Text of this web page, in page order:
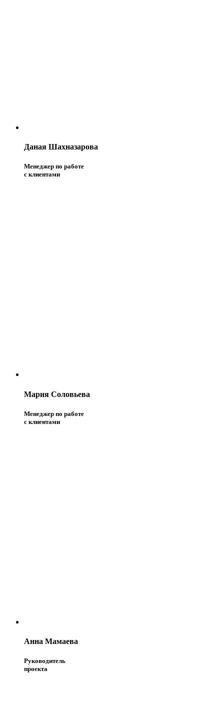
Даная Шахназарова
Менеджер по работе
с клиентами
Мария Соловьева
Менеджер по работе
с клиентами
Анна Мамаева
Руководитель
проекта